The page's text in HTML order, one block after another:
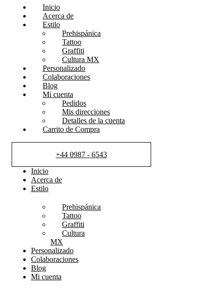
Inicio
Acerca de
Estilo
Prehispánica
Tattoo
Graffiti
Cultura MX
Personalizado
Colaboraciones
Blog
Mi cuenta
Pedidos
Mis direcciones
Detalles de la cuenta
Carrito de Compra
+44 0987 - 6543
Inicio
Acerca de
Estilo
Prehispánica
Tattoo
Graffiti
Cultura
MX
Personalizado
Colaboraciones
Blog
Mi cuenta